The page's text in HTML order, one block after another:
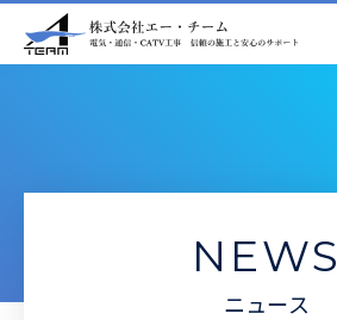
NEWS
ニュース